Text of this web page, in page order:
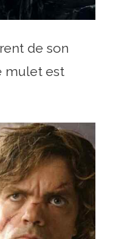
de son
mulet est